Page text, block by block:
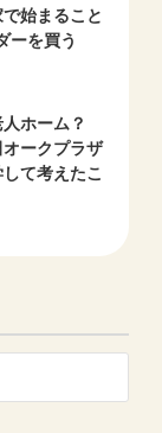
始まること
ーを買う
ホーム？
ークプラザ
て考えたこ